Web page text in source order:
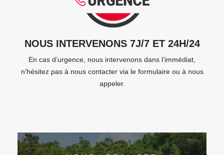
NOUS INTERVENONS 7J/7 ET 24H/24
En cas d’urgence, nous intervenons dans l’immédiat,
n’hésitez pas à nous contacter via le formulaire ou à nous
appeler.